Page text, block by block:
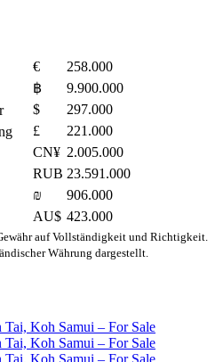
€
258.000
฿
9.900.000
$
297.000
£
221.000
CN¥ 2.005.000
RUB 23.591.000
₪
906.000
AU$ 423.000
auf Vollständigkeit und Richtigkeit.
Währung dargestellt.